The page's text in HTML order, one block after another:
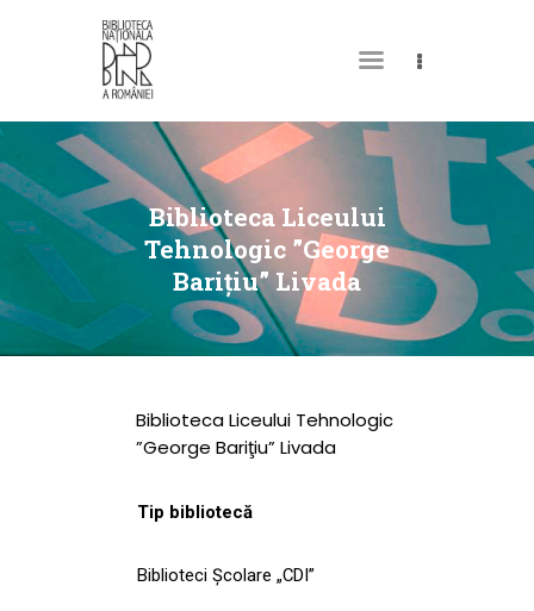
Biblioteca Liceului
Tehnologic ”George
Bariţiu” Livada
DESPRE NOI
PERMISUL MEU DE
BIBLIOTECĂ
CATALOAGE ȘI
COLECȚII
BIBLIOTECA DIGITALĂ
EVENIMENTE
CULTURALE
NOUTĂȚI
Biblioteca Liceului Tehnologic
”George Bariţiu” Livada
Tip bibliotecă
Biblioteci Școlare „CDI”